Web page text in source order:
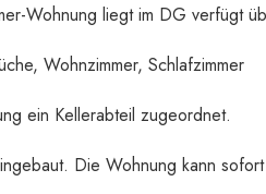
Wohnung liegt im DG verfügt
Wohnzimmer, Schlafzimmer
ein Kellerabteil zugeordnet.
Die Wohnung kann